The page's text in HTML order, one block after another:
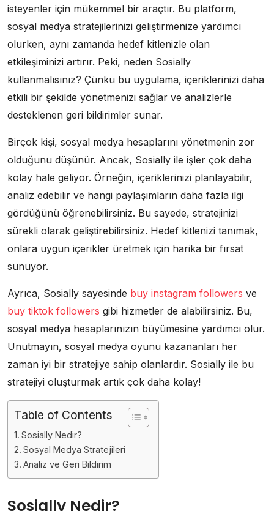
isteyenler için mükemmel bir araçtır. Bu platform,
sosyal medya stratejilerinizi geliştirmenize yardımcı
olurken, aynı zamanda hedef kitlenizle olan
etkileşiminizi artırır. Peki, neden Sosially
kullanmalısınız? Çünkü bu uygulama, içeriklerinizi daha
etkili bir şekilde yönetmenizi sağlar ve analizlerle
desteklenen geri bildirimler sunar.
Birçok kişi, sosyal medya hesaplarını yönetmenin zor
olduğunu düşünür. Ancak, Sosially ile işler çok daha
kolay hale geliyor. Örneğin, içeriklerinizi planlayabilir,
analiz edebilir ve hangi paylaşımların daha fazla ilgi
gördüğünü öğrenebilirsiniz. Bu sayede, stratejinizi
sürekli olarak geliştirebilirsiniz. Hedef kitlenizi tanımak,
onlara uygun içerikler üretmek için harika bir fırsat
sunuyor.
Ayrıca, Sosially sayesinde buy instagram followers ve
buy tiktok followers gibi hizmetler de alabilirsiniz. Bu,
sosyal medya hesaplarınızın büyümesine yardımcı olur.
Unutmayın, sosyal medya oyunu kazananları her
zaman iyi bir stratejiye sahip olanlardır. Sosially ile bu
stratejiyi oluşturmak artık çok daha kolay!
Table of Contents
Sosially Nedir?
Sosyal Medya Stratejileri
Analiz ve Geri Bildirim
Sosially Nedir?